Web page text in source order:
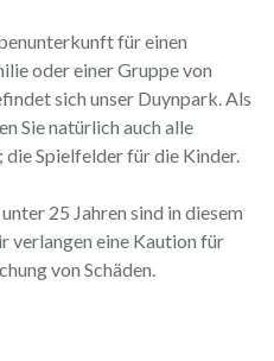
für einen
oder einer Gruppe von
sich unser Duynpark. Als
Sie natürlich auch alle
Spielfelder für die Kinder.
25 Jahren sind in diesem
verlangen eine Kaution für
von Schäden.